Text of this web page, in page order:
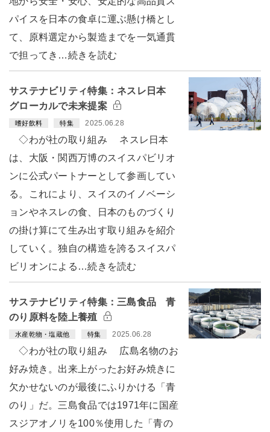
パイスを日本の食卓に運ぶ懸け橋とし
て、原料選定から製造までを一気通貫
で担ってき…続きを読む
サステナビリティ特集：ネスレ日本
グローカルで未来提案
嗜好飲料 特集 2025.06.28
◇わが社の取り組み ネスレ日本
は、大阪・関西万博のスイスパビリオ
ンに公式パートナーとして参画してい
る。これにより、スイスのイノベーシ
ョンやネスレの食、日本のものづくり
の掛け算にて生み出す取り組みを紹介
していく。独自の構造を誇るスイスパ
ビリオンによる…続きを読む
サステナビリティ特集：三島食品 青
のり原料を陸上養殖
水産乾物・塩蔵他 特集 2025.06.28
◇わが社の取り組み 広島名物のお
好み焼き。出来上がったお好み焼きに
欠かせないのが最後にふりかける「青
のり」だ。三島食品では1971年に国産
スジアオノリを100％使用した「青の